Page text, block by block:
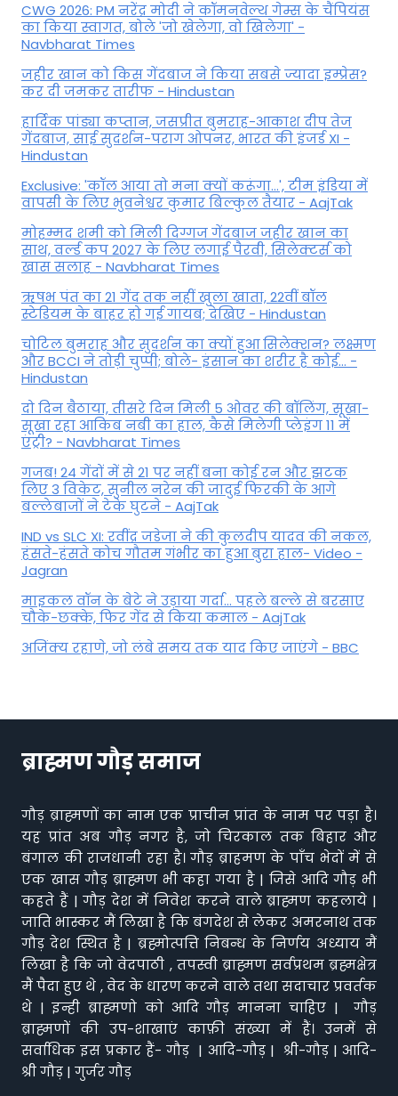
CWG 2026: PM नरेंद्र मोदी ने कॉमनवेल्थ गेम्स के चैंपियंस
का किया स्वागत, बोले 'जो खेलेगा, वो खिलेगा' -
Navbharat Times
जहीर खान को किस गेंदबाज ने किया सबसे ज्यादा इम्प्रेस?
कर दी जमकर तारीफ - Hindustan
हार्दिक पांड्या कप्तान, जसप्रीत बुमराह-आकाश दीप तेज
गेंदबाज, साई सुदर्शन-पराग ओपनर, भारत की इंजर्ड XI -
Hindustan
Exclusive: 'कॉल आया तो मना क्यों करूंगा...', टीम इंडिया में
वापसी के लिए भुवनेश्वर कुमार बिल्कुल तैयार - AajTak
मोहम्मद शमी को मिली दिग्गज गेंदबाज जहीर खान का
साथ, वर्ल्ड कप 2027 के लिए लगाई पैरवी, सिलेक्टर्स को
खास सलाह - Navbharat Times
ऋषभ पंत का 21 गेंद तक नहीं खुला खाता, 22वीं बॉल
स्टेडियम के बाहर हो गई गायब; देखिए - Hindustan
चोटिल बुमराह और सुदर्शन का क्यों हुआ सिलेक्शन? लक्ष्मण
और BCCI ने तोड़ी चुप्पी; बोले- इंसान का शरीर है कोई… -
Hindustan
दो दिन बैठाया, तीसरे दिन मिली 5 ओवर की बॉलिंग, सूखा-
सूखा रहा आकिब नबी का हाल, कैसे मिलेगी प्लेइंग 11 में
एंट्री? - Navbharat Times
गजब! 24 गेंदों में से 21 पर नहीं बना कोई रन और झटक
लिए 3 विकेट, सुनील नरेन की जादुई फिरकी के आगे
बल्लेबाजों ने टेके घुटने - AajTak
IND vs SLC XI: रवींद्र जडेजा ने की कुलदीप यादव की नकल,
हंसते-हंसते कोच गौतम गंभीर का हुआ बुरा हाल- Video -
Jagran
माइकल वॉन के बेटे ने उड़ाया गर्दा... पहले बल्ले से बरसाए
चौके-छक्के, फिर गेंद से किया कमाल - AajTak
अजिंक्य रहाणे, जो लंबे समय तक याद किए जाएंगे - BBC
ब्राह्मण गौड़ समाज
गौड़ ब्राह्मणों का नाम एक प्राचीन प्रांत के नाम पर पड़ा है।
यह प्रांत अब गौड़ नगर है, जो चिरकाल तक बिहार और
बंगाल की राजधानी रहा है। गौड़ ब्राहमण के पाँच भेदों में से
एक खास गौड़ ब्राह्मण भी कहा गया है | जिसे आदि गौड़ भी
कहते हैं | गौड़ देश में निवेश करने वाले ब्राह्मण कहलाये |
जाति भास्कर मैं लिखा है कि बंगदेश से लेकर अमरनाथ तक
गौड़ देश स्थित है | ब्रह्मोत्पत्ति निबन्ध के निर्णय अध्याय मैं
लिखा है कि जो वेदपाठी , तपस्वी ब्राह्मण सर्वप्रथम ब्रह्मक्षेत्र
मैं पैदा हुए थे , वेद के धारण करने वाले तथा सदाचार प्रवर्तक
थे | इन्ही ब्राह्मणो को आदि गौड़ मानना चाहिए | गौड़
ब्राह्मणों की उप-शाखाएं काफ़ी संख्या में हैं। उनमें से
सर्वाधिक इस प्रकार हैं- गौड़ | आदि-गौड़ | श्री-गौड़ | आदि-
श्री गौड़ | गुर्जर गौड़